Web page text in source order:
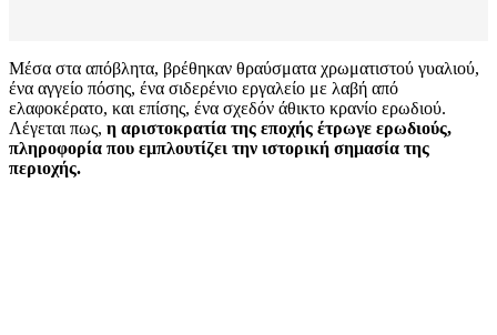
Μέσα στα απόβλητα, βρέθηκαν θραύσματα χρωματιστού γυαλιού,
ένα αγγείο πόσης, ένα σιδερένιο εργαλείο με λαβή από
ελαφοκέρατο, και επίσης, ένα σχεδόν άθικτο κρανίο ερωδιού.
Λέγεται πως, η αριστοκρατία της εποχής έτρωγε ερωδιούς,
πληροφορία που εμπλουτίζει την ιστορική σημασία της
περιοχής.